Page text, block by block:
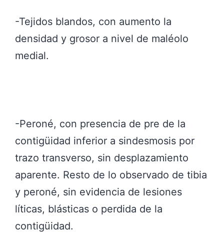
-Tejidos blandos, con aumento la
densidad y grosor a nivel de maléolo
medial.
-Peroné, con presencia de pre de la
contigüidad inferior a sindesmosis por
trazo transverso, sin desplazamiento
aparente. Resto de lo observado de tibia
y peroné, sin evidencia de lesiones
líticas, blásticas o perdida de la
contigüidad.